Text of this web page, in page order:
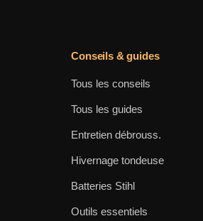
Conseils & guides
Tous les conseils
Tous les guides
Entretien débrouss.
Hivernage tondeuse
Batteries Stihl
Outils essentiels